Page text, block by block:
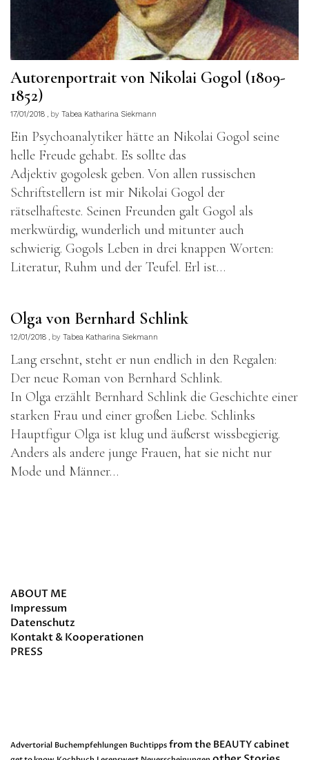
Autorenportrait von Nikolai Gogol (1809-
1852)
17/01/2018 by Tabea Katharina Siekmann
Ein Psychoanalytiker hätte an Nikolai Gogol seine
helle Freude gehabt. Es sollte das
Adjektiv gogolesk geben. Von allen russischen
Schriftstellern ist mir Nikolai Gogol der
rätselhafteste. Seinen Freunden galt Gogol als
merkwürdig, wunderlich und mitunter auch
schwierig. Gogols Leben in drei knappen Worten:
Literatur, Ruhm und der Teufel. Erl ist…
Olga von Bernhard Schlink
12/01/2018 by Tabea Katharina Siekmann
Lang ersehnt, steht er nun endlich in den Regalen:
Der neue Roman von Bernhard Schlink.
In Olga erzählt Bernhard Schlink die Geschichte einer
starken Frau und einer großen Liebe. Schlinks
Hauptfigur Olga ist klug und äußerst wissbegierig.
Anders als andere junge Frauen, hat sie nicht nur
Mode und Männer…
ABOUT ME
Impressum
Datenschutz
Kontakt & Kooperationen
PRESS
Advertorial Buchempfehlungen Buchtipps from the BEAUTY cabinet